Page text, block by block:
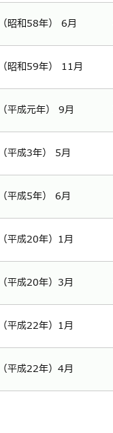
（昭和58年） 6月
（昭和59年） 11月
（平成元年） 9月
（平成3年） 5月
（平成5年） 6月
（平成20年）1月
（平成20年）3月
（平成22年）1月
（平成22年）4月